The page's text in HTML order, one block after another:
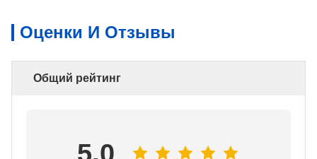
Оценки И Отзывы
Общий рейтинг